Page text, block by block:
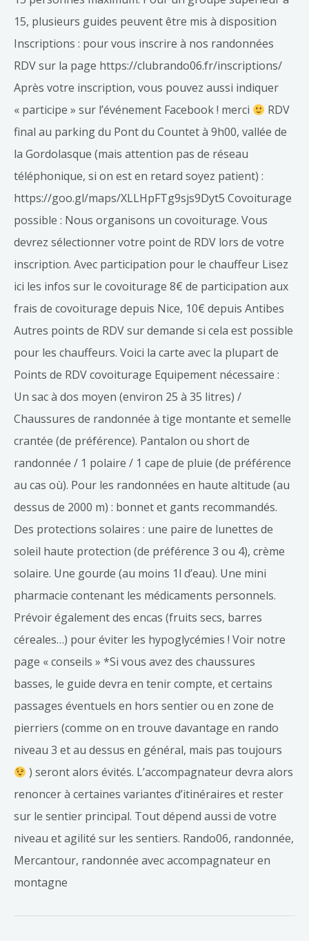
15, plusieurs guides peuvent être mis à disposition
Inscriptions : pour vous inscrire à nos randonnées
RDV sur la page https://clubrando06.fr/inscriptions/
Après votre inscription, vous pouvez aussi indiquer
« participe » sur l’événement Facebook ! merci
RDV
final au parking du Pont du Countet à 9h00, vallée de
la Gordolasque (mais attention pas de réseau
téléphonique, si on est en retard soyez patient) :
https://goo.gl/maps/XLLHpFTg9sjs9Dyt5 Covoiturage
possible : Nous organisons un covoiturage. Vous
devrez sélectionner votre point de RDV lors de votre
inscription. Avec participation pour le chauffeur Lisez
ici les infos sur le covoiturage 8€ de participation aux
frais de covoiturage depuis Nice, 10€ depuis Antibes
Autres points de RDV sur demande si cela est possible
pour les chauffeurs. Voici la carte avec la plupart de
Points de RDV covoiturage Equipement nécessaire :
Un sac à dos moyen (environ 25 à 35 litres) /
Chaussures de randonnée à tige montante et semelle
crantée (de préférence). Pantalon ou short de
randonnée / 1 polaire / 1 cape de pluie (de préférence
au cas où). Pour les randonnées en haute altitude (au
dessus de 2000 m) : bonnet et gants recommandés.
Des protections solaires : une paire de lunettes de
soleil haute protection (de préférence 3 ou 4), crème
solaire. Une gourde (au moins 1l d’eau). Une mini
pharmacie contenant les médicaments personnels.
Prévoir également des encas (fruits secs, barres
céreales…) pour éviter les hypoglycémies ! Voir notre
page « conseils » *Si vous avez des chaussures
basses, le guide devra en tenir compte, et certains
passages éventuels en hors sentier ou en zone de
pierriers (comme on en trouve davantage en rando
niveau 3 et au dessus en général, mais pas toujours
) seront alors évités. L’accompagnateur devra alors
renoncer à certaines variantes d’itinéraires et rester
sur le sentier principal. Tout dépend aussi de votre
niveau et agilité sur les sentiers. Rando06, randonnée,
Mercantour, randonnée avec accompagnateur en
montagne